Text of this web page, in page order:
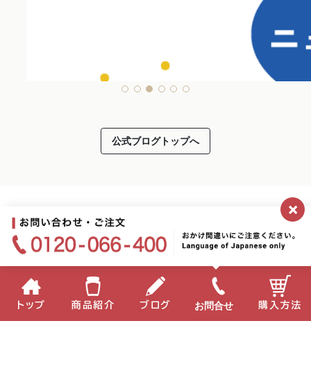
公式ブログトップへ
×
トップ 商品紹介 ブログ お問合せ 購入方法